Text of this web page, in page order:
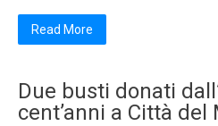
Read More
Due busti donati
cent’anni a Città del